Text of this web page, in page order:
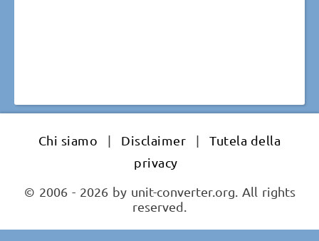
Chi siamo | Disclaimer |
Tutela della
privacy
© 2006 - 2026 by unit-converter.org. All rights
reserved.